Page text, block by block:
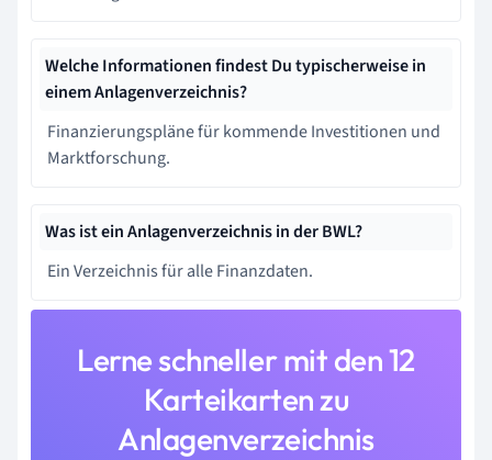
Welche Informationen findest Du typischerweise in
einem Anlagenverzeichnis?
Finanzierungspläne für kommende Investitionen und
Marktforschung.
Was ist ein Anlagenverzeichnis in der BWL?
Ein Verzeichnis für alle Finanzdaten.
Lerne schneller mit den 12
Karteikarten zu
Anlagenverzeichnis